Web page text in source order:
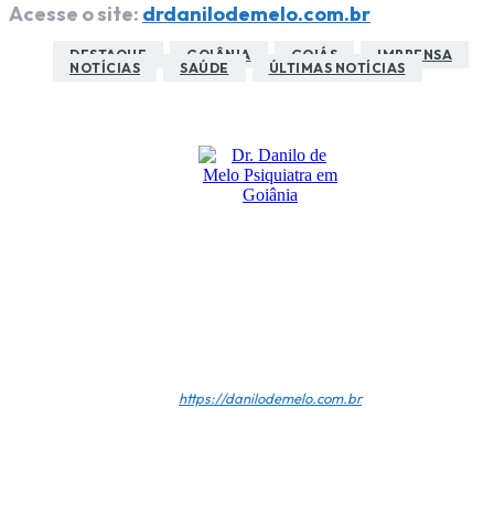
Acesse o site: drdanilodemelo.com.br
DESTAQUE GOIÂNIA GOIÁS
IMPRENSA
NOTÍCIAS
SAÚDE ÚLTIMAS NOTÍCIAS
https://danilodemelo.com.br